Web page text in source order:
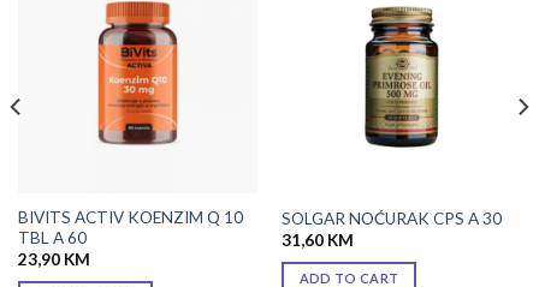
BIVITS ACTIV KOENZIM Q 10
TBL A 60
23,90 KM
SOLGAR NOĆURAK CPS A 30
31,60 KM
ADD TO CART